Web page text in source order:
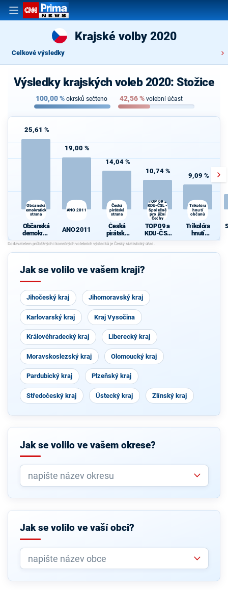
Krajské volby 2020
Celkové výsledky
Výsledky krajských voleb 2020: Stožice
100,00% okrsků sečteno 42,56% volební účast
25,61 %
Občanská
demokratická
strana
Občanská
demokrati
cká strana
19,00 %
ANO 2011
ANO 2011
14,04 %
Česká
pirátská
strana
Česká
pirátská
strana
10,74 %
TOP 09 a
KDU-ČSL -
Společně
pro jižní
Čechy
TOP 09 a
KDU-ČSL
- Společně
pro jižní
Čechy
9,09 %
Trikolóra
hnutí
občanů
Trikolóra
hnutí
občanů
Jak se volilo ve vašem kraji?
Jihočeský kraj Jihomoravský kraj
Karlovarský kraj Kraj Vysočina
Královéhradecký kraj Liberecký kraj
Moravskoslezský kraj Olomoucký kraj
Pardubický kraj Plzeňský kraj
Středočeský kraj Ústecký kraj Zlínský kraj
Jak se volilo ve vašem okrese?
Jak se volilo ve vaší obci?